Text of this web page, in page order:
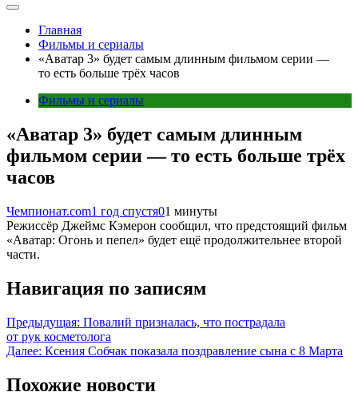
Главная
Фильмы и сериалы
«Аватар 3» будет самым длинным фильмом серии —
то есть больше трёх часов
Фильмы и сериалы
«Аватар 3» будет самым длинным
фильмом серии — то есть больше трёх
часов
Чемпионат.com1 год спустя01 минуты
Режиссёр Джеймс Кэмерон сообщил, что предстоящий фильм
«Аватар: Огонь и пепел» будет ещё продолжительнее второй
части.
Навигация по записям
Предыдущая: Повалий призналась, что пострадала
от рук косметолога
Далее: Ксения Собчак показала поздравление сына с 8 Марта
Похожие новости